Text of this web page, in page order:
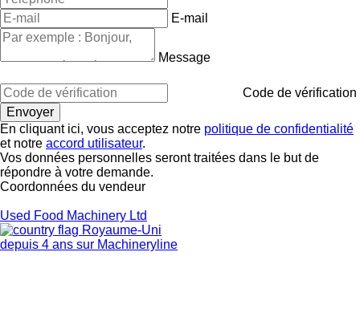
E-mail
Message
Code de vérification
En cliquant ici, vous acceptez notre politique de confidentialité
et notre accord utilisateur.
Vos données personnelles seront traitées dans le but de
répondre à votre demande.
Coordonnées du vendeur
Used Food Machinery Ltd
Royaume-Uni
depuis 4 ans sur Machineryline